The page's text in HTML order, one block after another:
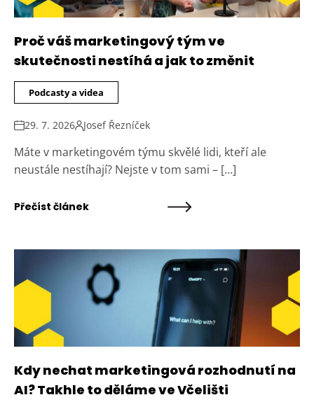
Proč váš marketingový tým ve
skutečnosti nestíhá a jak to změnit
Podcasty a videa
29. 7. 2026 Josef Řezníček
Máte v marketingovém týmu skvělé lidi, kteří ale
neustále nestíhají? Nejste v tom sami – […]
Přečíst článek
Kdy nechat marketingová rozhodnutí na
AI? Takhle to děláme ve Včelišti